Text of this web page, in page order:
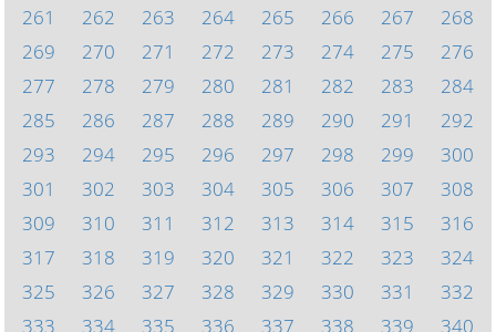
261
262 263 264 265 266 267
268
269
270 271 272 273 274 275
276
277
278 279 280 281 282 283
284
285
286 287 288 289 290 291
292
293
294 295 296 297 298 299
300
301
302 303 304 305 306 307
308
309
310 311 312 313 314 315
316
317
318 319 320 321 322 323
324
325
326 327 328 329 330 331
332
333
334 335 336 337 338 339 340